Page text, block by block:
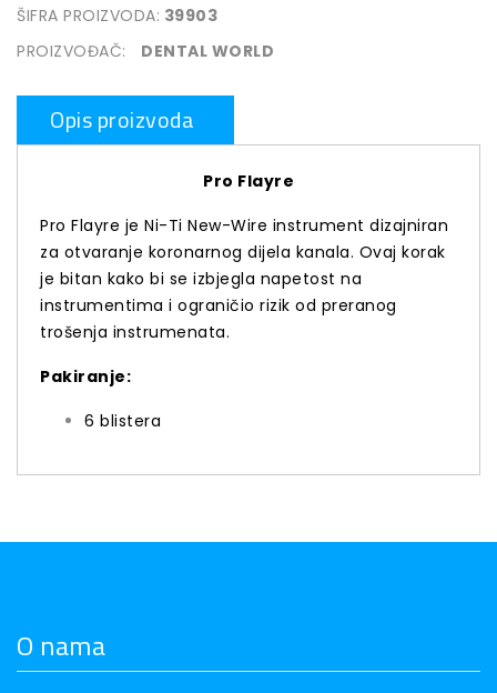
ŠIFRA PROIZVODA: 39903
PROIZVOĐAČ:
DENTAL WORLD
Opis proizvoda
Pro Flayre
Pro Flayre je Ni-Ti New-Wire instrument dizajniran
za otvaranje koronarnog dijela kanala. Ovaj korak
je bitan kako bi se izbjegla napetost na
instrumentima i ograničio rizik od preranog
trošenja instrumenata.
Pakiranje:
6 blistera
O nama